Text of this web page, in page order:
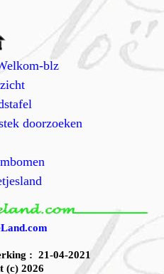
blz
doorzoeken
: 21-04-2021
(c) 2026